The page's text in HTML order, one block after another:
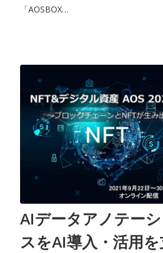
「AOSBOX…
AIデータアノテー
スをAI導入・活用